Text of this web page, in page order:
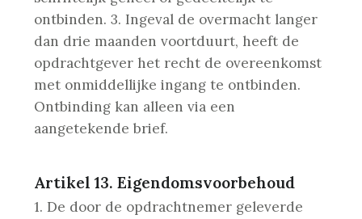
ontbinden. 3. Ingeval de overmacht langer
dan drie maanden voortduurt, heeft de
opdrachtgever het recht de overeenkomst
met onmiddellijke ingang te ontbinden.
Ontbinding kan alleen via een
aangetekende brief.
Artikel 13. Eigendomsvoorbehoud
1. De door de opdrachtnemer geleverde